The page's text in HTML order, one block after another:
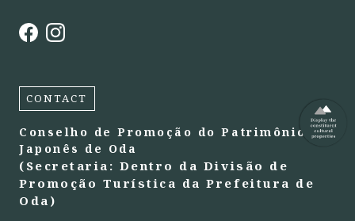
CONTACT
Conselho de Promoção do Patrimônio
Japonês de Oda
(Secretaria: Dentro da Divisão de
Promoção Turística da Prefeitura de
Oda)